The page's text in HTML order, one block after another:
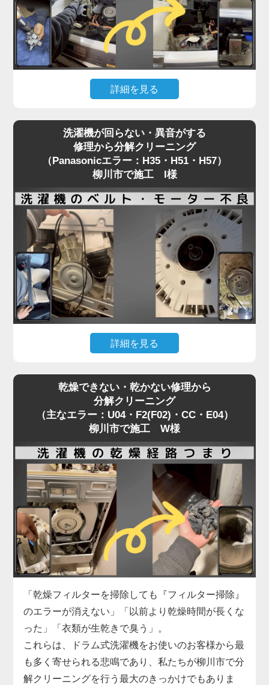
に内部を徹底洗浄する洗濯機分解クリーニングをお
すすめしています。
どうせ分解工賃がかかるなら、乾燥経路のホコリや
カビも一緒にリセット。
「トラブル前より乾燥の調子が良くなった」と喜ば
れる、一石二鳥の賢いメンテナンス方法です。
詳細を見る
たトラブルは、給水弁（水を入れる部品）の故障や
フィルター詰まりが主な原因です。
修理には洗濯機の上部パネルを開ける必要がありま
れにショックを受ける柳川市のお客様が後を絶ちま
せん。
給水弁が故障する時期は、購入から数年が経過し、
洗濯槽の裏側も汚れが溜まりきっているタイミング
と重なります。
「家電の達人」では、修理訪問の機会を活かして、
同時に洗濯機分解クリーニングを行うことを推奨し
ています。
修理で機能を直すついでに、衛生面もリセットする
ことで、気持ちの良い洗濯環境を取り戻せます。
洗濯機が回らない・異音がする
修理から分解クリーニング
（Panasonicエラー：H35・H51・H57）
柳川市で施工 I様
詳細を見る
これは主にPanasonic製洗濯機で、Vベルトが劣
化・摩耗しているサイン（H35）です。
警告を無視して使い続けると、モーターや基盤に過
展してしまいます。
ベルトが切れるほど酷使された洗濯機は、「洗濯物
の詰め込みすぎ」や「使用回数が多い」ことが多
く、その分だけ内部の汚れも深刻化しています。
部品交換で大掛かりな分解が必要になる今こそ、洗
濯機分解クリーニングの絶好の機会です。
柳川市での実績も豊富な私たちが、駆動系の修理と
合わせて蓄積したヘドロ汚れも一掃し、洗濯機の寿
命を延ばします。
乾燥できない・乾かない修理から
分解クリーニング
（主なエラー：U04・F2(F02)・CC・E04）
柳川市で施工 W様
「乾燥フィルターを掃除しても『フィルター掃除』
のエラーが消えない」「以前より乾燥時間が長くな
った」「衣類が生乾きで臭う」。
これらは、ドラム式洗濯機をお使いのお客様から最
も多く寄せられる悲鳴であり、私たちが柳川市で分
解クリーニングを行う最大のきっかけでもありま